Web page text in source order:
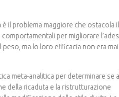
il problema maggiore che ostacola il
per migliorare
ma lo loro efficacia non era
meta-analitica per determinare se
della ricaduta e la ristrutturazione